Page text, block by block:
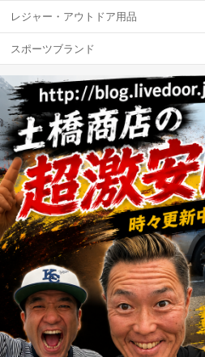
レジャー・アウトドア用品
スポーツブランド